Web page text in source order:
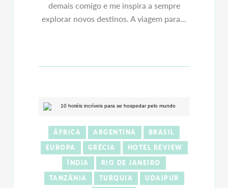
demais comigo e me inspira a sempre
explorar novos destinos. A viagem para...
ÁFRICA ARGENTINA
BRASIL
EUROPA
GRÉCIA
HOTEL REVIEW
ÍNDIA
RIO DE JANEIRO
TANZÂNIA
TURQUIA
UDAIPUR